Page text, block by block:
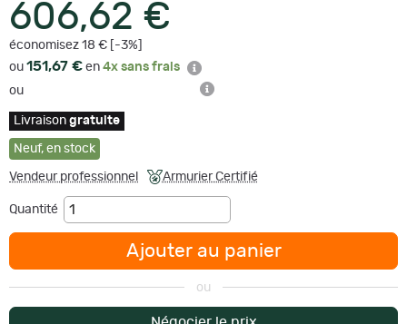
606,62 €
économisez 18 € [-3%]
ou 151,67 € en 4x sans frais
ou
Livraison gratuite
Neuf, en stock
Vendeur professionnel Armurier Certifié
Quantité
Ajouter au panier
ou